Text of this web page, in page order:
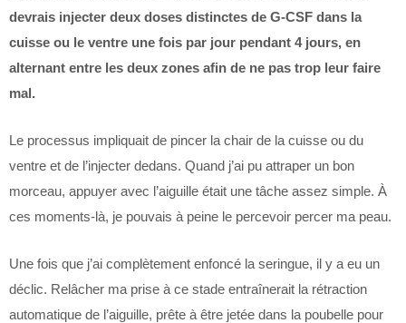
devrais injecter deux doses distinctes de G-CSF dans la
cuisse ou le ventre une fois par jour pendant 4 jours, en
alternant entre les deux zones afin de ne pas trop leur faire
mal.
Le processus impliquait de pincer la chair de la cuisse ou du
ventre et de l’injecter dedans. Quand j’ai pu attraper un bon
morceau, appuyer avec l’aiguille était une tâche assez simple. À
ces moments-là, je pouvais à peine le percevoir percer ma peau.
Une fois que j’ai complètement enfoncé la seringue, il y a eu un
déclic. Relâcher ma prise à ce stade entraînerait la rétraction
automatique de l’aiguille, prête à être jetée dans la poubelle pour